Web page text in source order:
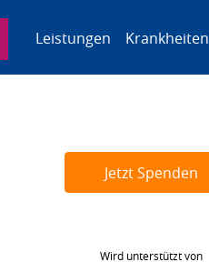
SucheLeistungen Krankheiten
Jetzt Spenden
Wird unterstützt von